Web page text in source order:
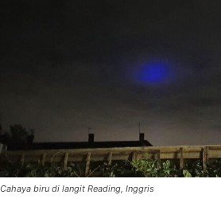
Cahaya biru di langit Reading, Inggris